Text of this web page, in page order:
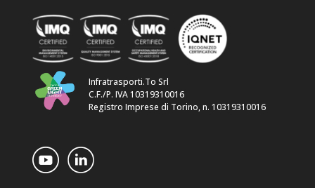
Infratrasporti.To Srl
C.F./P. IVA 10319310016
Registro Imprese di Torino, n. 10319310016